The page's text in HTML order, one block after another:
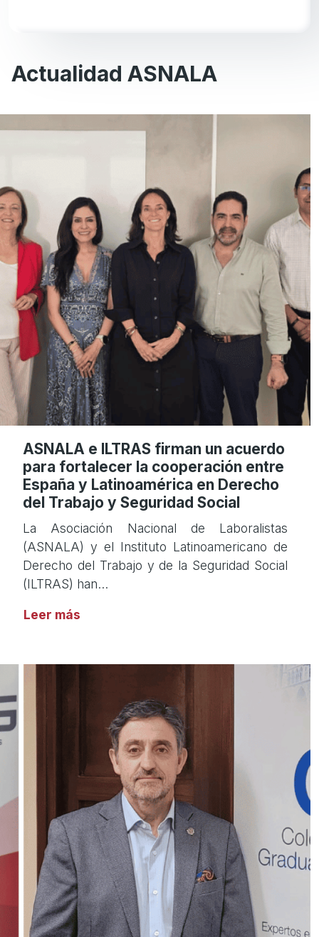
Actualidad ASNALA
ASNALA e ILTRAS firman un acuerdo
para fortalecer la cooperación entre
España y Latinoamérica en Derecho
del Trabajo y Seguridad Social
La Asociación Nacional de Laboralistas
(ASNALA) y el Instituto Latinoamericano de
Derecho del Trabajo y de la Seguridad Social
(ILTRAS) han…
Leer más